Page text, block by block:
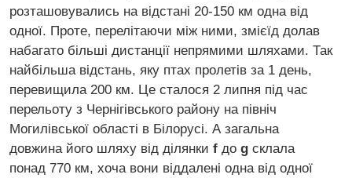
розташовувались на відстані 20-150 км одна від
одної. Проте, перелітаючи між ними, змієїд долав
набагато більші дистанції непрямими шляхами. Так
найбільша відстань, яку птах пролетів за 1 день,
перевищила 200 км. Це сталося 2 липня під час
перельоту з Чернігівського району на північ
Могилівської області в Білорусі. А загальна
довжина його шляху від ділянки f до g склала
понад 770 км, хоча вони віддалені одна від одної